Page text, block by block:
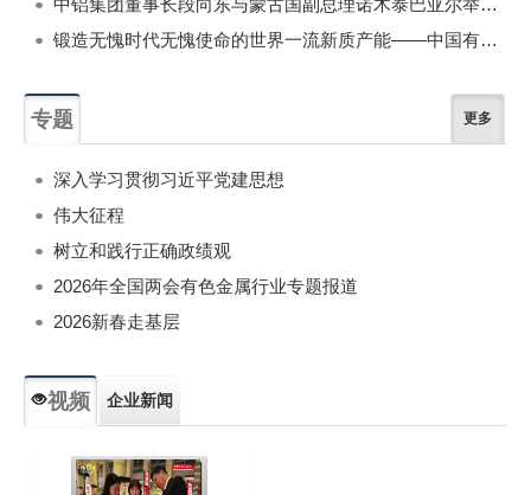
锻造无愧时代无愧使命的世界一流新质产能——中国有色金属工业的战略应对与破局之道（二）
专题 更多
深入学习贯彻习近平党建思想
伟大征程
树立和践行正确政绩观
2026年全国两会有色金属行业专题报道
2026新春走基层
视频 企业新闻